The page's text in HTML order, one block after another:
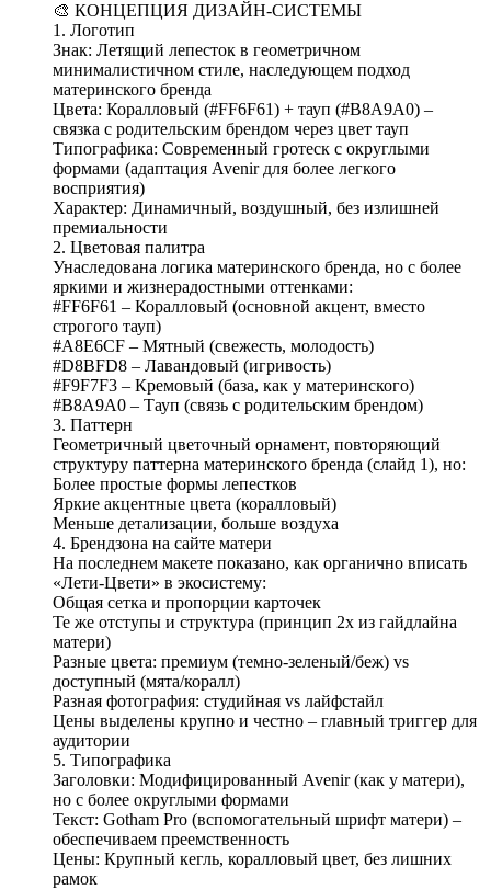
🎨 КОНЦЕПЦИЯ ДИЗАЙН-СИСТЕМЫ
1. Логотип
Знак: Летящий лепесток в геометричном
минималистичном стиле, наследующем подход
материнского бренда
Цвета: Коралловый (#FF6F61) + тауп (#B8A9A0) –
связка с родительским брендом через цвет тауп
Типографика: Современный гротеск с округлыми
формами (адаптация Avenir для более легкого
восприятия)
Характер: Динамичный, воздушный, без излишней
премиальности
2. Цветовая палитра
Унаследована логика материнского бренда, но с более
яркими и жизнерадостными оттенками:
#FF6F61 – Коралловый (основной акцент, вместо
строгого тауп)
#A8E6CF – Мятный (свежесть, молодость)
#D8BFD8 – Лавандовый (игривость)
#F9F7F3 – Кремовый (база, как у материнского)
#B8A9A0 – Тауп (связь с родительским брендом)
3. Паттерн
Геометричный цветочный орнамент, повторяющий
структуру паттерна материнского бренда (слайд 1), но:
Более простые формы лепестков
Яркие акцентные цвета (коралловый)
Меньше детализации, больше воздуха
4. Брендзона на сайте матери
На последнем макете показано, как органично вписать
«Лети-Цвети» в экосистему:
Общая сетка и пропорции карточек
Те же отступы и структура (принцип 2x из гайдлайна
матери)
Разные цвета: премиум (темно-зеленый/беж) vs
доступный (мята/коралл)
Разная фотография: студийная vs лайфстайл
Цены выделены крупно и честно – главный триггер для
аудитории
5. Типографика
Заголовки: Модифицированный Avenir (как у матери),
но с более округлыми формами
Текст: Gotham Pro (вспомогательный шрифт матери) –
обеспечиваем преемственность
Цены: Крупный кегль, коралловый цвет, без лишних
рамок